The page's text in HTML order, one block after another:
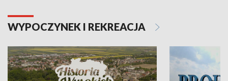
WYPOCZYNEK I REKREACJA